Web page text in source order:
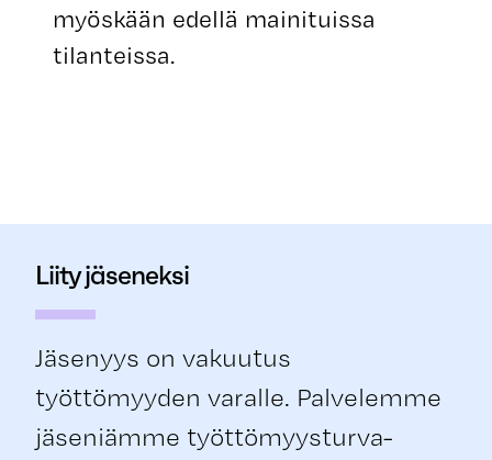
myöskään edellä mainituissa
tilanteissa.
Liity jäseneksi
Jäsenyys on vakuutus
työttömyyden varalle. Palvelemme
jäseniämme työttömyysturva-